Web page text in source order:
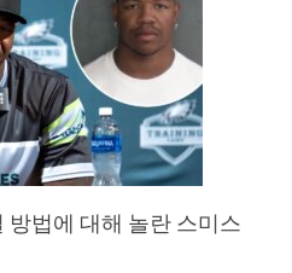
방법에 대해 놀란 스미스